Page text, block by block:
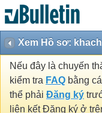
Xem Hồ sơ:
Nếu đây là chuyến
kiểm tra FAQ bằng
thể phải Đăng ký
liên kết Đăng ký ở